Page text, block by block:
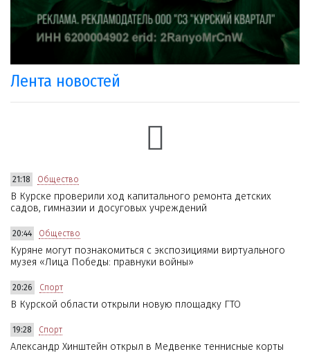
Лента новостей
21:18 Общество
В Курске проверили ход капитального ремонта детских
садов, гимназии и досуговых учреждений
20:44 Общество
Куряне могут познакомиться с экспозициями виртуального
музея «Лица Победы: правнуки войны»
20:26 Спорт
В Курской области открыли новую площадку ГТО
19:28 Спорт
Александр Хинштейн открыл в Медвенке теннисные корты